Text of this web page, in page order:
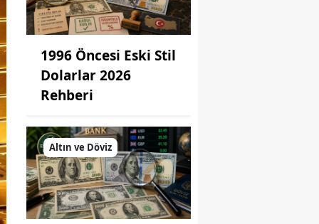
1996 Öncesi Eski Stil
Dolarlar 2026
Rehberi
Altın ve Döviz